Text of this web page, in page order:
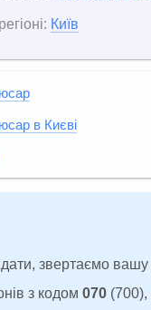
Київ
в Києві
звертаємо вашу
з кодом070 (700),